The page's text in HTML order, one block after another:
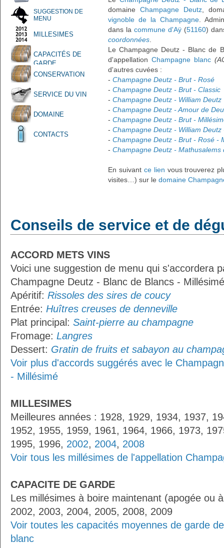
SUGGESTION DE
MENU
MILLESIMES
CAPACITÉS DE
GARDE
CONSERVATION
SERVICE DU VIN
DOMAINE
CONTACTS
domaine Champagne Deutz ,
vignoble de la Champagne .
dans lacommune d'Aÿ (51160)
coordonnées
Le Champagne Deutz - Blanc de
d'appellation Champagne blanc
d'autres cuvées :
- Champagne Deutz - Brut - Rosé
- Champagne Deutz - Brut - Classic
- Champagne Deutz - William Deutz
- Champagne Deutz - Amour de
- Champagne Deutz - Brut -
- Champagne Deutz - William Deutz
- Champagne Deutz - Brut - Rosé -
- Champagne Deutz -
En suivant ce lien vous trouverez
visites…) sur le domaine
Conseils de service et de
ACCORD METS VINS
Voici une suggestion de menu qui s'accordera
Champagne Deutz - Blanc de Blancs -
Apéritif: Rissoles des sires de coucy
Entrée: Huîtres creuses de denneville
Plat principal: Saint-pierre au champagne
Fromage: Langres
Dessert: Gratin de fruits et sabayon au
Voir plus d'accords suggérés avec le
- Millésimé
MILLESIMES
Meilleures années : 1928, 1929, 1934, 1937,
1952, 1955, 1959, 1961, 1964, 1966, 1973,
1995, 1996, 2002, 2004, 2008
Voir tous les millésimes de l'appellation
CAPACITE DE GARDE
Les millésimes à boire maintenant (apogée ou
2002, 2003, 2004, 2005, 2008, 2009
Voir toutes les capacités moyennes de garde
blanc